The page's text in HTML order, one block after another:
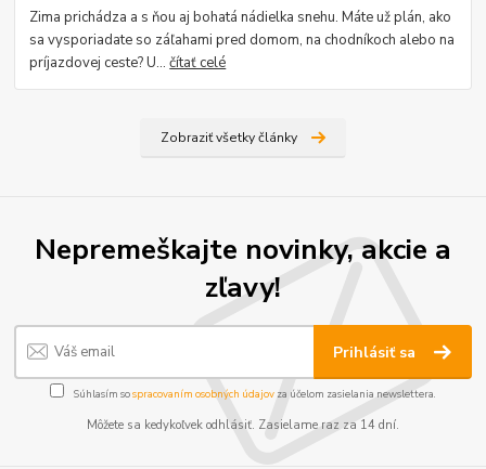
Zima prichádza a s ňou aj bohatá nádielka snehu. Máte už plán, ako
sa vysporiadate so záľahami pred domom, na chodníkoch alebo na
príjazdovej ceste? U...čítať celé
Zobraziť všetky články
Nepremeškajte novinky, akcie a
zľavy!
Prihlásiť sa
Súhlasím sospracovaním osobných údajov za účelom zasielania newslettera.
Môžete sa kedykoľvek odhlásiť. Zasielame raz za 14 dní.